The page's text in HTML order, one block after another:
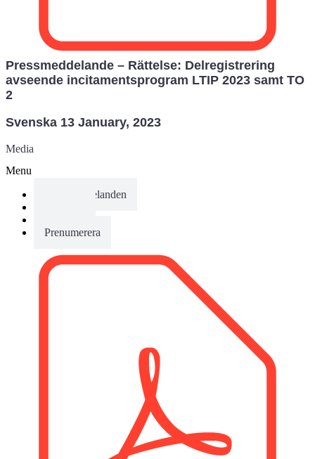
Pressmeddelande – Rättelse: Delregistrering
avseende incitaments­program LTIP 2023 samt TO
2
Svenska 13 January, 2023
Media
Menu
Pressmeddelanden
Prenumerera